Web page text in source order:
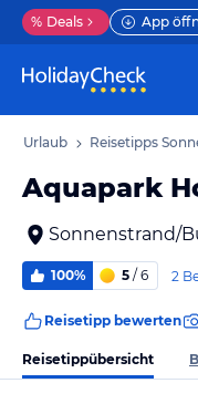
% Deals App
Urlaub Reisetipps
Aquapark
Sonnenstrand/
100% 5 / 6 2
Reisetipp bewerten
Reisetippübersicht